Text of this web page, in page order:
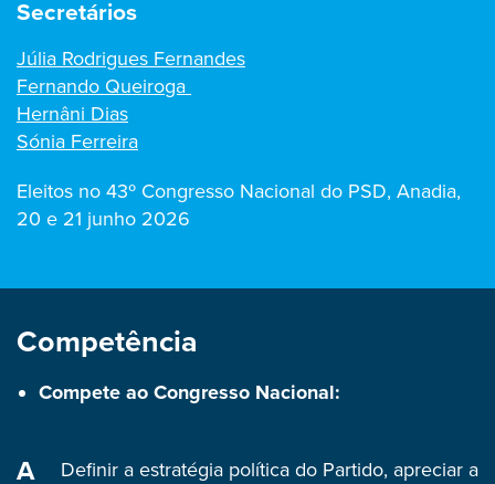
Secretários
Júlia Rodrigues Fernandes
Fernando Queiroga
Hernâni Dias
Sónia Ferreira
Eleitos no 43º Congresso Nacional do PSD, Anadia,
20 e 21 junho 2026
Competência
Compete ao Congresso Nacional:
Definir a estratégia política do Partido, apreciar a